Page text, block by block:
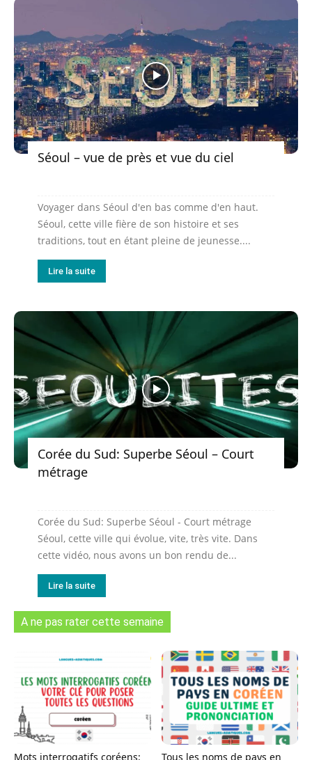
Séoul – vue de près et vue du ciel
Voyager dans Séoul d'en bas comme d'en haut.
Séoul, cette ville fière de son histoire et ses
traditions, tout en étant pleine de jeunesse....
Lire la suite
Corée du Sud: Superbe Séoul – Court
métrage
Corée du Sud: Superbe Séoul - Court métrage
Séoul, cette ville qui évolue, vite, très vite. Dans
cette vidéo, nous avons un bon rendu de...
Lire la suite
A ne pas rater cette semaine
Mots interrogatifs coréens:
Tous les noms de pays en